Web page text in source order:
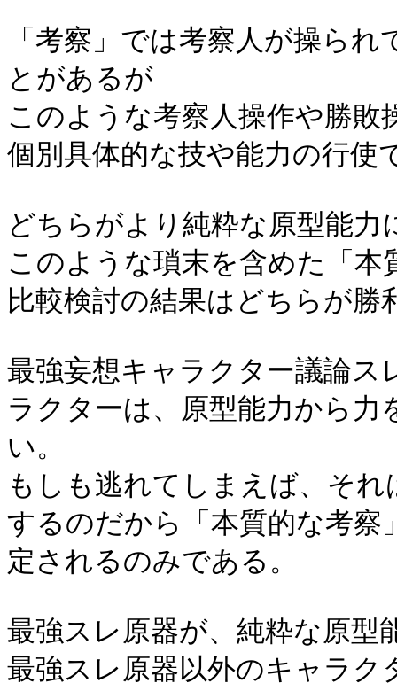
「考察」では考察人が操ら
とがあるが
このような考察人操作や勝敗
個別具体的な技や能力の行使
どちらがより純粋な原型能
このような瑣末を含めた「本
比較検討の結果はどちらが
最強妄想キャラクター議論ス
ラクターは、原型能力から
い。
もしも逃れてしまえば、そ
するのだから「本質的な考
定されるのみである。
最強スレ原器が、純粋な原型
最強スレ原器以外のキャラク